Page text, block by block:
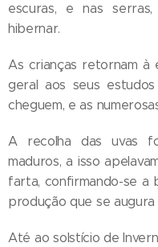
escuras, e nas
hibernar.
As crianças retornam à
geral aos seus
cheguem, e as
A recolha das uvas
maduros, a isso
farta, confirmando-se a
produção que se augura
Até ao solstício de